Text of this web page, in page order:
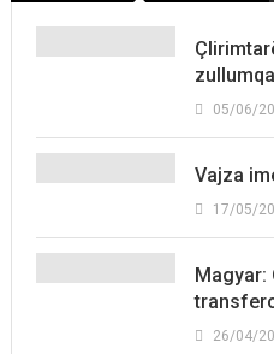
05/06/
Vajza
17/05/
Magyar:
26/04/